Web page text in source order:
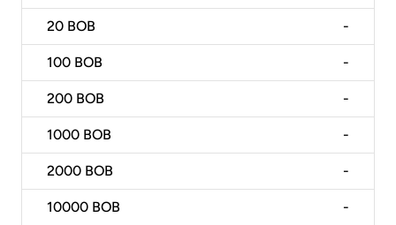
20 BOB -
100 BOB -
200 BOB -
1000 BOB -
2000 BOB -
10000 BOB -